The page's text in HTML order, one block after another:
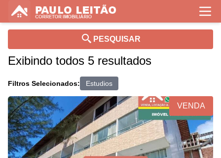
PESQUISAR
Exibindo todos 5 resultados
Filtros Selecionados: Estudios
VENDA